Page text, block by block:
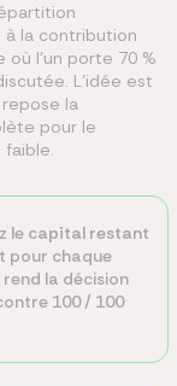
la contribution
où l'un porte 70 %
L'idée est
la
pour le
le capital restant
pour chaque
la décision
100 / 100